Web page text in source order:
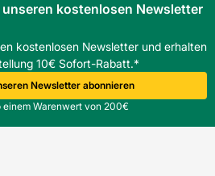
kostenlosen Newsletter
kostenlosen Newsletter und erhalten
10€ Sofort-Rabatt.*
Newsletter abonnieren
einem Warenwert von 200€